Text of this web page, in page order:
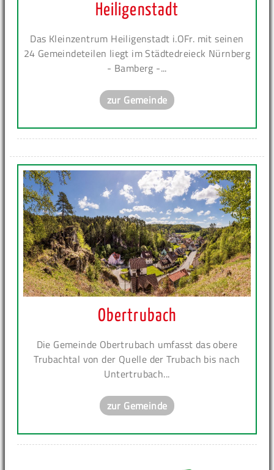
Heiligenstadt
Das Kleinzentrum Heiligenstadt i.OFr. mit seinen
24 Gemeindeteilen liegt im Städtedreieck Nürnberg
- Bamberg -...
zur Gemeinde
Obertrubach
Die Gemeinde Obertrubach umfasst das obere
Trubachtal von der Quelle der Trubach bis nach
Untertrubach...
zur Gemeinde